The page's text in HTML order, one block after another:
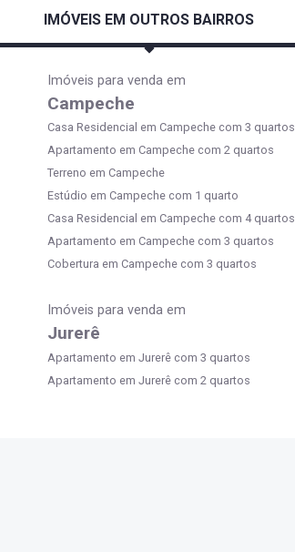
IMÓVEIS EM OUTROS BAIRROS
Imóveis para venda em
Campeche
Casa Residencial em Campeche com 3 quartos
Apartamento em Campeche com 2 quartos
Terreno em Campeche
Estúdio em Campeche com 1 quarto
Casa Residencial em Campeche com 4 quartos
Apartamento em Campeche com 3 quartos
Cobertura em Campeche com 3 quartos
Imóveis para venda em
Jurerê
Apartamento em Jurerê com 3 quartos
Apartamento em Jurerê com 2 quartos